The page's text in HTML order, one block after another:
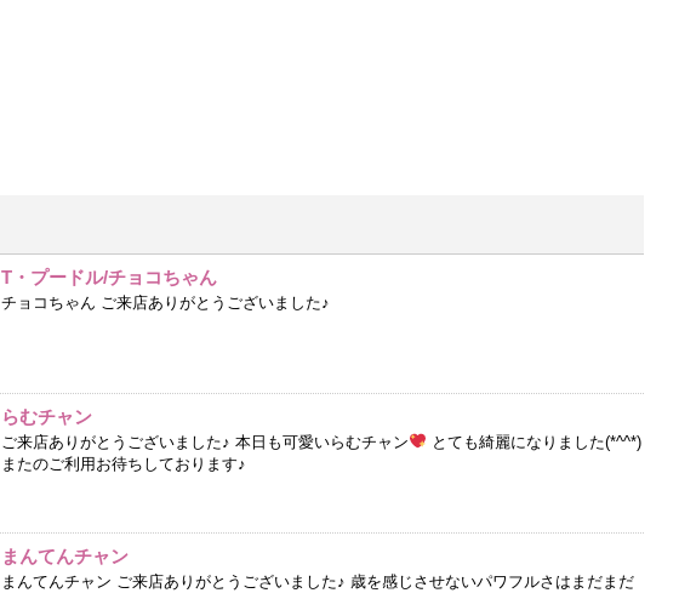
T・プードル/チョコちゃん
チョコちゃん ご来店ありがとうございました♪
らむチャン
ご来店ありがとうございました♪ 本日も可愛いらむチャン
とても綺麗になりました(*^^*)
またのご利用お待ちしております♪
まんてんチャン
まんてんチャン ご来店ありがとうございました♪ 歳を感じさせないパワフルさはまだまだ